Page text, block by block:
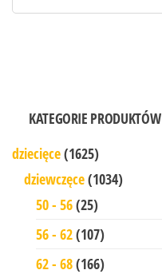
KATEGORIE PRODUKTÓW
dziecięce(1625)
dziewczęce(1034)
50 - 56(25)
56 - 62(107)
62 - 68(166)